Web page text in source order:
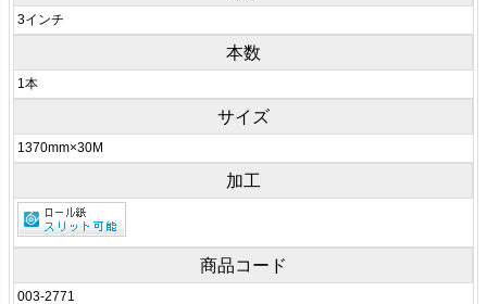
3インチ
本数
1本
サイズ
1370mm×30M
加工
商品コード
003-2771